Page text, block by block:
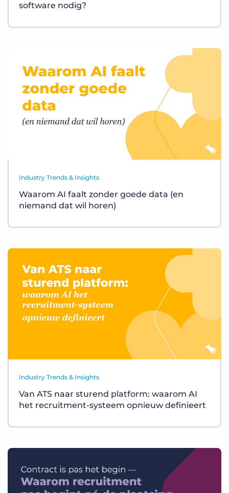
software nodig?
Industry Trends & Insights
Waarom AI faalt zonder goede data (en
niemand dat wil horen)
Industry Trends & Insights
Van ATS naar sturend platform: waarom AI
het recruitment-systeem opnieuw definieert